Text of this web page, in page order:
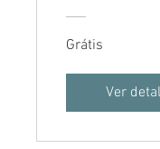
Yoga para
Crianças
Grátis
Ver